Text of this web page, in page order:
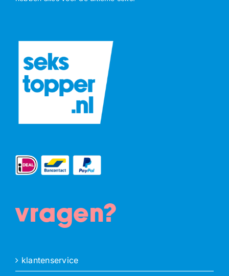
vragen?
klantenservice